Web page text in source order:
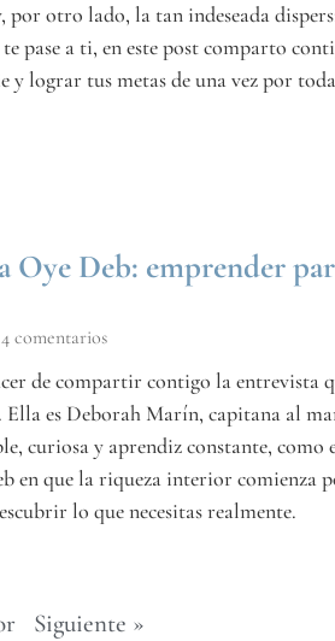
por otro lado, la tan indeseada
pase a ti, en este post comparto
y lograr tus metas de una vez por
Oye Deb: emprender
4 comentarios
de compartir contigo la entrevista
es Deborah Marín, capitana al
curiosa y aprendiz constante, como
en que la riqueza interior comienza
lo que necesitas realmente.
Siguiente »